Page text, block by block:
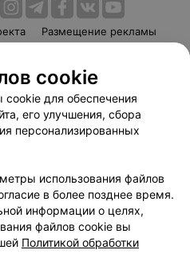
Размещение рекламы
Способы оплаты
Партнеры
103.by
данных
cookie
для обеспечения
его улучшения, сбора
персонализированных
использования файлов
в более позднее время.
информации о целях,
файлов cookie вы
Политикой обработки